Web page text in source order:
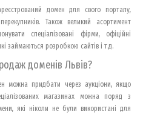
домен для свого порталу,
Також великий асортимент
спеціалізовані фірми, офіційні
займаються розробкою сайтів і т.д.
доменів Львів?
можна придбати через аукціони, якщо
магазинах можна поряд з
які ніколи не були використані для